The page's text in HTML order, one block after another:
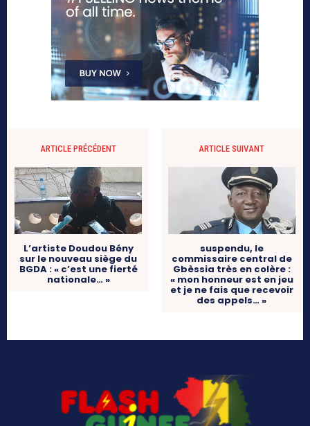
ARTICLE PRÉCÉDENT
L’artiste Doudou Bény
sur le nouveau siège du
BGDA : « c’est une fierté
nationale… »
ARTICLE SUIVANT
suspendu, le
commissaire central de
Gbèssia très en colère :
« mon honneur est en jeu
et je ne fais que recevoir
des appels… »